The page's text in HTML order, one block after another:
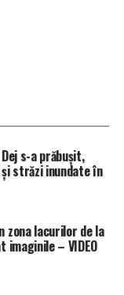
s-a prăbușit,
străzi inundate în
zona lacurilor de la
imaginile – VIDEO